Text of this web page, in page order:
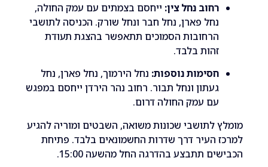
רחוב נחל צין:ייחסם בצמתים עם עמק החולה,
נחל פארן, נחל חבר ונחל שורק. הכניסה לתושבי
הרחובות הסמוכים תתאפשר בהצגת תעודת
חסימות נוספות:נחל הירמוך, נחל פארן, נחל
געתון ונחל תבור. רחוב נהר הירדן ייחסם במפגש
עם עמק החולה דרום.
לתושבי שכונות משואה, השבטים ומוריה להגיע
העיר דרך שדרות החשמונאים בלבד. פתיחת
תתבצע בהדרגה החל מהשעה 15:00.